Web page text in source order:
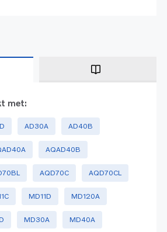
met:
AD30A AD40B
AQAD40B
AQD70C AQD70CL
MD11D MD120A
MD30A MD40A